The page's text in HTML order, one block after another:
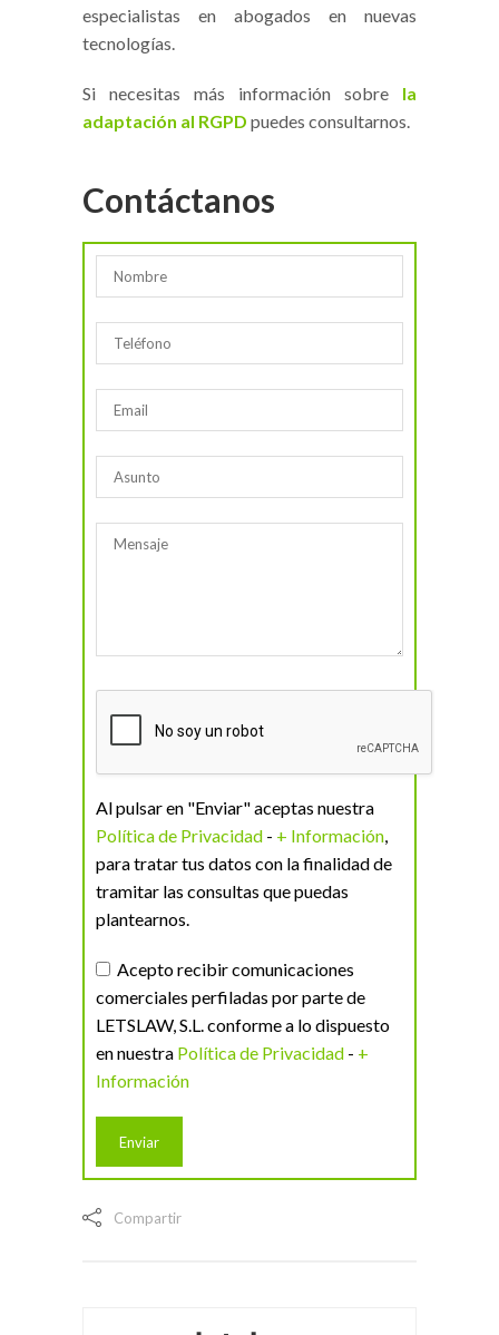
especialistas en abogados en nuevas
tecnologías.
Si necesitas más información sobre la
adaptación al RGPD puedes consultarnos.
Contáctanos
Al pulsar en "Enviar" aceptas nuestra
Política de Privacidad - + Información,
para tratar tus datos con la finalidad de
tramitar las consultas que puedas
plantearnos.
Acepto recibir comunicaciones
comerciales perfiladas por parte de
LETSLAW, S.L. conforme a lo dispuesto
en nuestra Política de Privacidad - +
Información
Compartir